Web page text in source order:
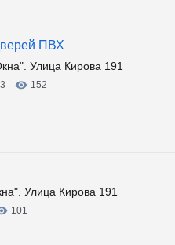
ПВХ
Улица Кирова 191
152
Улица Кирова 191
101